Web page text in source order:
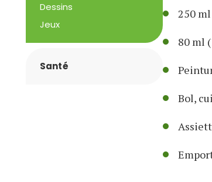
250 ml
80 ml
Bol,
Dessins
Jeux
Santé